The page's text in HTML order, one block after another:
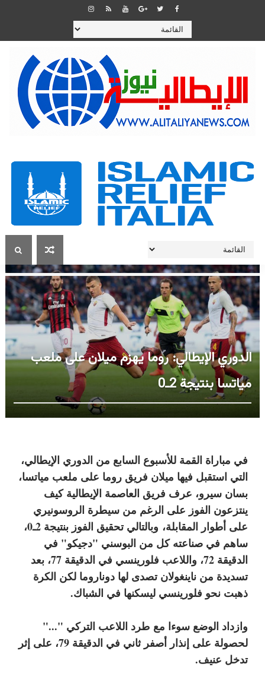
الدوري الإيطالي: روما يهزم ميلان على ملعب
مياتسا بنتيجة 2ـ0
في مباراة القمة للأسبوع السابع من الدوري الإيطالي،
التي استقبل فيها ميلان فريق روما على ملعب مياتسا،
بسان سيرو، عرف فريق العاصمة الإيطالية كيف
ينتزعون الفوز على الرغم من سيطرة الروسونيري
على أطوار المقابلة، و
بالتالي تحقيق الفوز بنتيجة 2ـ0،
ساهم في صناعته كل من البوسني "دجيكو" في
الدقيقة 72، واللاعب فلورينسي في الدقيقة 77، بعد
تسديدة من ناينغولان تصدى لها دوناروما لكن الكرة
ذهبت نحو فلورينسي ليسكنها في الشباك.
وازداد الوضع سوءا مع طرد اللاعب التركي "..."
لحصولة على إنذار أصفر ثاني في الدقيقة 79، على إثر
تدخل عنيف.